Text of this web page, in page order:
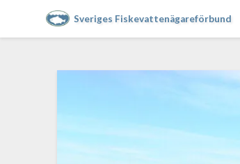
Sveriges Fiskevattenägareförbund